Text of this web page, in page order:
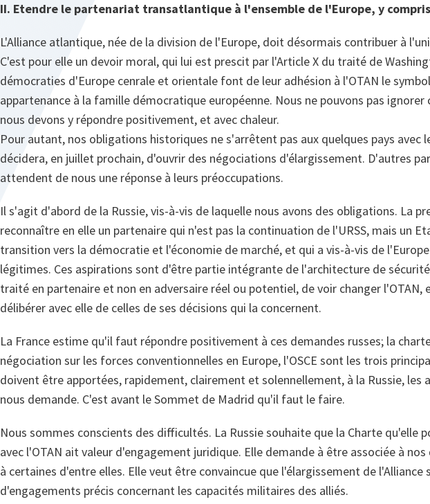
II. Etendre le partenariat transatlantique à l'ensemble de l'Europe, y compris
L'Alliance atlantique, née de la division de l'Europe, doit désormais contribuer à
C'est pour elle un devoir moral, qui lui est prescit par l'Article X du traité de
démocraties d'Europe cenrale et orientale font de leur adhésion à l'OTAN le
appartenance à la famille démocratique européenne. Nous ne pouvons pas
nous devons y répondre positivement, et avec chaleur.
Pour autant, nos obligations historiques ne s'arrêtent pas aux quelques pays avec
décidera, en juillet prochain, d'ouvrir des négociations d'élargissement. D'autres
attendent de nous une réponse à leurs préoccupations.
Il s'agit d'abord de la Russie, vis-à-vis de laquelle nous avons des obligations. La
reconnaître en elle un partenaire qui n'est pas la continuation de l'URSS, mais un
transition vers la démocratie et l'économie de marché, et qui a vis-à-vis de
légitimes. Ces aspirations sont d'être partie intégrante de l'architecture de
traité en partenaire et non en adversaire réel ou potentiel, de voir changer l'OTAN,
délibérer avec elle de celles de ses décisions qui la concernent.
La France estime qu'il faut répondre positivement à ces demandes russes; la
négociation sur les forces conventionnelles en Europe, l'OSCE sont les trois
doivent être apportées, rapidement, clairement et solennellement, à la Russie, les
nous demande. C'est avant le Sommet de Madrid qu'il faut le faire.
Nous sommes conscients des difficultés. La Russie souhaite que la Charte qu'elle
avec l'OTAN ait valeur d'engagement juridique. Elle demande à être associée à
à certaines d'entre elles. Elle veut être convaincue que l'élargissement de l'Alliance
d'engagements précis concernant les capacités militaires des alliés.